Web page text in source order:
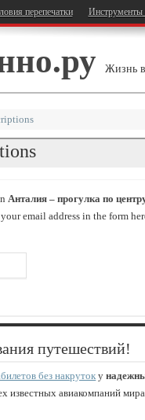
перепечатки Инструменты
Жизнь в
Анталия – прогулка по
email address in the form
путешествий!
без накруток у
известных авиакомпаний мира.